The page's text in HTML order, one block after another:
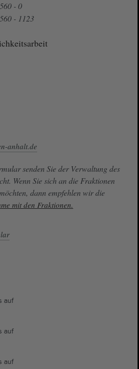
- 0
- 1123
anhalt.de
senden Sie der Verwaltung des
Wenn Sie sich an die Fraktionen
dann empfehlen wir die
mit den Fraktionen.
auf
auf
auf